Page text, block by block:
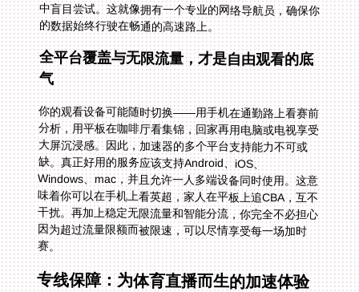
的数据始终行驶在畅通的高速路上。
全平台覆盖与无限流量，才是自由观看的底
气
你的观看设备可能随时切换——用手机在通勤路上看赛前
分析，用平板在咖啡厅看集锦，回家再用电脑或电视享受
大屏沉浸感。因此，加速器的多个平台支持能力不可或
缺。真正好用的服务应该支持Android、iOS、
Windows、mac，并且允许一人多端设备同时使用。这意
味着你可以在手机上看英超，家人在平板上追CBA，互不
干扰。再加上稳定无限流量和智能分流，你完全不必担心
因为超过流量限额而被限速，可以尽情享受每一场加时
赛。
专线保障：为体育直播而生的加速体验